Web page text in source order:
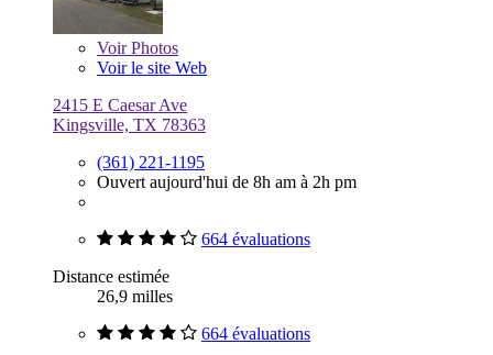
VoirPhotos
Voir le site Web
2415 E Caesar Ave
Kingsville, TX 78363
(361) 221-1195
Ouvert aujourd'hui de 8h am à 2h pm
664 évaluations
Distance estimée
26,9 milles
664 évaluations